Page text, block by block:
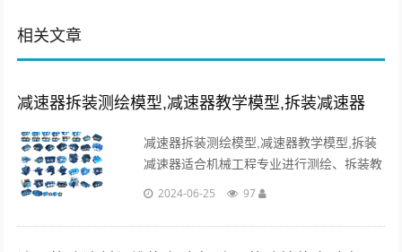
相关文章
减速器拆装测绘模型,减速器教学模型,拆装减速器
减速器拆装测绘模型,减速器教学模型,拆装
减速器适合机械工程专业进行测绘、拆装教
学使用，材质采用全铝制，如有额外需求可
2024-06-25 97